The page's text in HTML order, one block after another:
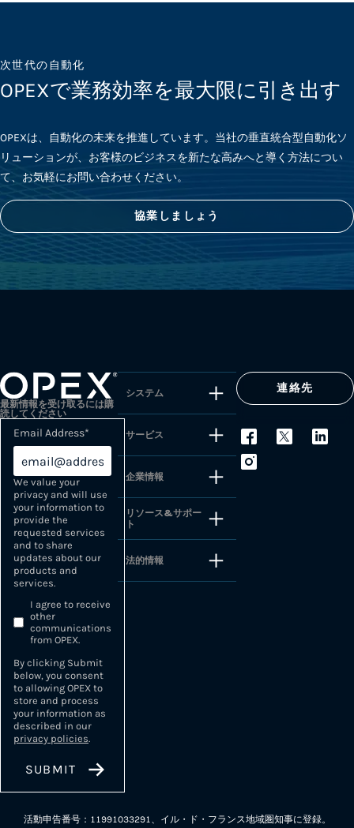
次世代の自動化
OPEXで業務効率を最大限に引き出す
OPEXは、自動化の未来を推進しています。当社の垂直統合型自動化ソ
リューションが、お客様のビジネスを新たな高みへと導く方法につい
て、お気軽にお問い合わせください。
協業しましょう
最新情報を受け取るには購
読してください
Email Address*
We value your
privacy and will use
your information to
provide the
requested services
and to share
updates about our
products and
services.
I agree to receive
other
communications
from OPEX.
By clicking Submit
below, you consent
to allowing OPEX to
store and process
your information as
described in our
privacy policies.
システム
サービス
企業情報
リソース&サポー
ト
法的情報
連絡先
活動申告番号：11991033291、イル・ド・フランス地域圏知事に登録。